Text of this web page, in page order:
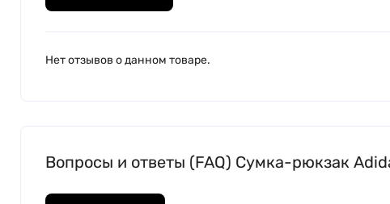
Нет отзывов о данном товаре.
Вопросы и ответы (FAQ) Сумка-рюкзак